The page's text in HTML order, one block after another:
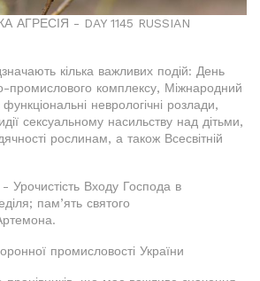
АГРЕСІЯ - DAY 1145 RUSSIAN
кілька важливих подій: День
промислового комплексу, Міжнародний
неврологічні розлади,
сексуальному насильству над дітьми,
рослинам, а також Всесвітній
Урочистість Входу Господа в
пам’ять святого
промисловості України